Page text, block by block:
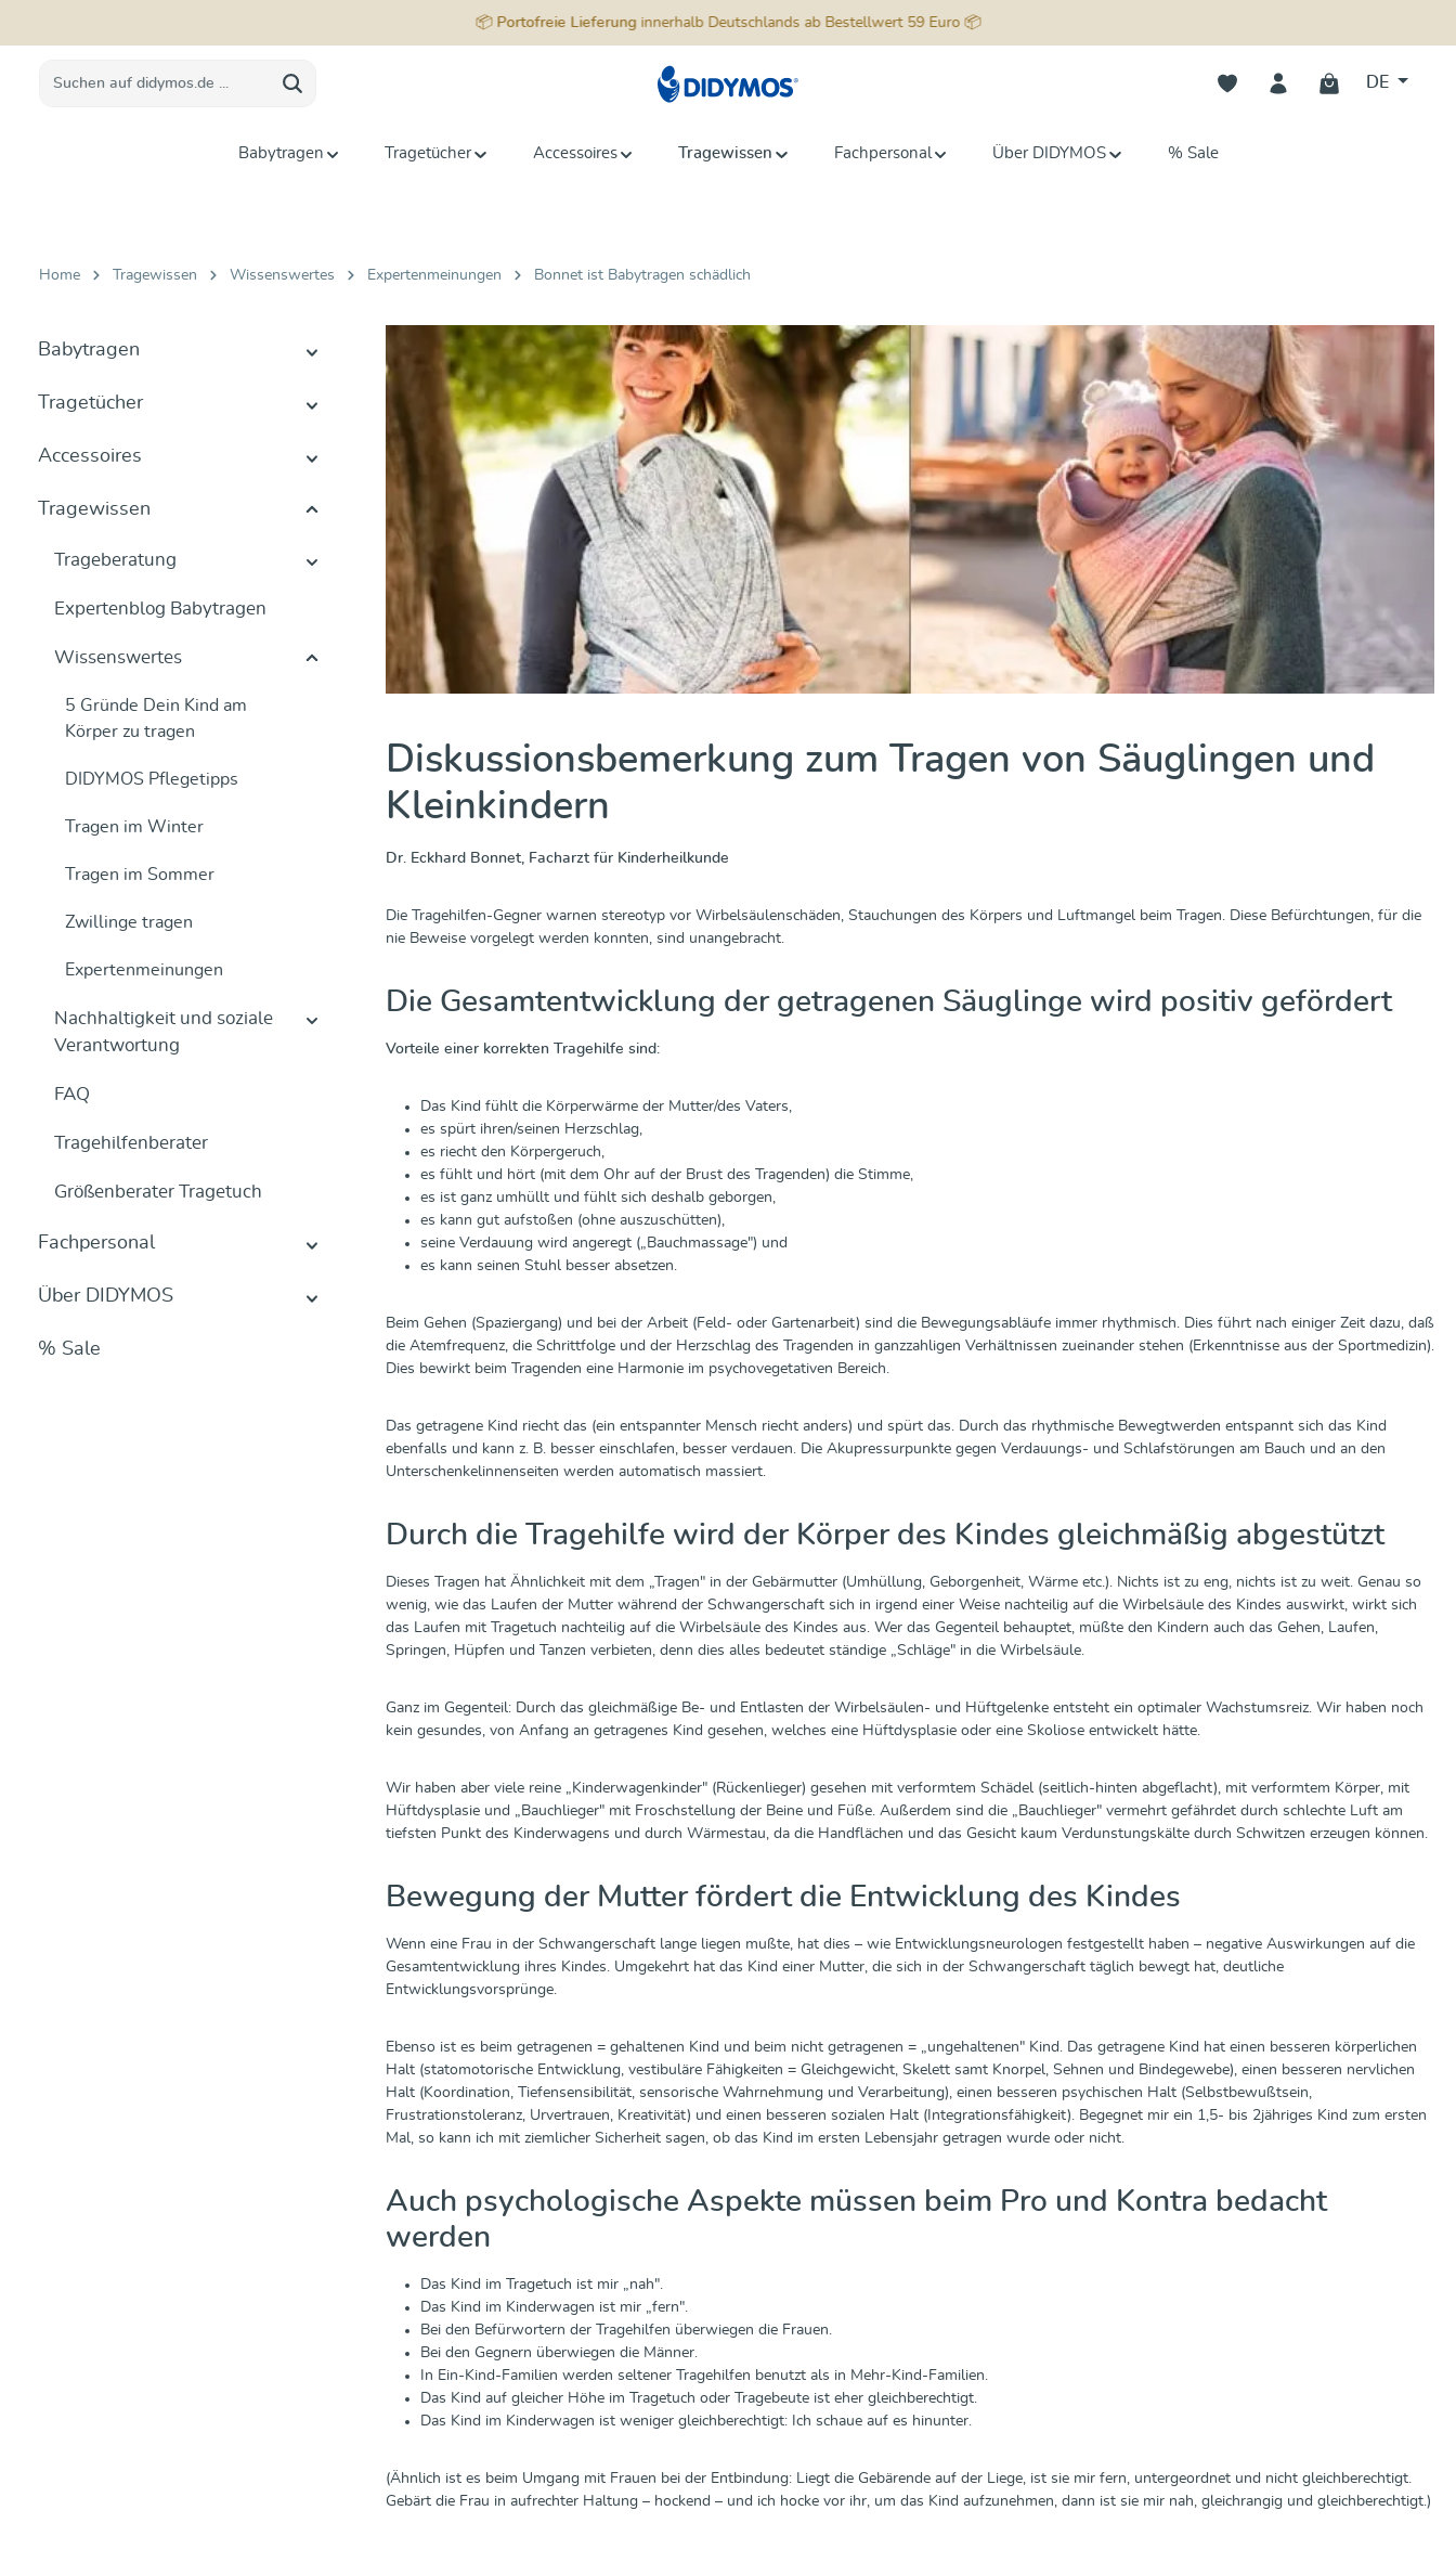
📦 Portofreie Lieferunginnerhalb Deutschlands ab Bestellwert 59 Euro 📦
Du hast 0 Produkte auf dem
DE
Babytragen Tragetücher Accessoires Tragewissen Fachpersonal Über DIDYMOS % Sale
Home Tragewissen Wissenswertes Expertenmeinungen Bonnet ist Babytragen schädlich
Babytragen
Tragetücher
Accessoires
Tragewissen
Trageberatung
Expertenblog Babytragen
Wissenswertes
5 Gründe Dein Kind am
Körper zu tragen
DIDYMOS Pflegetipps
Tragen im Winter
Tragen im Sommer
Zwillinge tragen
Expertenmeinungen
Nachhaltigkeit und soziale
Verantwortung
FAQ
Tragehilfenberater
Größenberater Tragetuch
Fachpersonal
Über DIDYMOS
% Sale
Diskussionsbemerkung zum Tragen von Säuglingen und
Kleinkindern
Dr. Eckhard Bonnet, Facharzt für Kinderheilkunde
Die Tragehilfen-Gegner warnen stereotyp vor Wirbelsäulenschäden, Stauchungen des Körpers und Luftmangel beim Tragen. Diese Befürchtungen, für die
nie Beweise vorgelegt werden konnten, sind unangebracht.
Die Gesamtentwicklung der getragenen Säuglinge wird positiv gefördert
Vorteile einer korrekten Tragehilfe sind:
Das Kind fühlt die Körperwärme der Mutter/des Vaters,
es spürt ihren/seinen Herzschlag,
es riecht den Körpergeruch,
es fühlt und hört (mit dem Ohr auf der Brust des Tragenden) die Stimme,
es ist ganz umhüllt und fühlt sich deshalb geborgen,
es kann gut aufstoßen (ohne auszuschütten),
seine Verdauung wird angeregt („Bauchmassage") und
es kann seinen Stuhl besser absetzen.
Beim Gehen (Spaziergang) und bei der Arbeit (Feld- oder Gartenarbeit) sind die Bewegungsabläufe immer rhythmisch. Dies führt nach einiger Zeit dazu, daß
die Atemfrequenz, die Schrittfolge und der Herzschlag des Tragenden in ganzzahligen Verhältnissen zueinander stehen (Erkenntnisse aus der Sportmedizin).
Dies bewirkt beim Tragenden eine Harmonie im psychovegetativen Bereich.
Das getragene Kind riecht das (ein entspannter Mensch riecht anders) und spürt das. Durch das rhythmische Bewegtwerden entspannt sich das Kind
ebenfalls und kann z. B. besser einschlafen, besser verdauen. Die Akupressurpunkte gegen Verdauungs- und Schlafstörungen am Bauch und an den
Unterschenkelinnenseiten werden automatisch massiert.
Durch die Tragehilfe wird der Körper des Kindes gleichmäßig abgestützt
Dieses Tragen hat Ähnlichkeit mit dem „Tragen" in der Gebärmutter (Umhüllung, Geborgenheit, Wärme etc.). Nichts ist zu eng, nichts ist zu weit. Genau so
wenig, wie das Laufen der Mutter während der Schwangerschaft sich in irgend einer Weise nachteilig auf die Wirbelsäule des Kindes auswirkt, wirkt sich
das Laufen mit Tragetuch nachteilig auf die Wirbelsäule des Kindes aus. Wer das Gegenteil behauptet, müßte den Kindern auch das Gehen, Laufen,
Springen, Hüpfen und Tanzen verbieten, denn dies alles bedeutet ständige „Schläge" in die Wirbelsäule.
Ganz im Gegenteil: Durch das gleichmäßige Be- und Entlasten der Wirbelsäulen- und Hüftgelenke entsteht ein optimaler Wachstumsreiz. Wir haben noch
kein gesundes, von Anfang an getragenes Kind gesehen, welches eine Hüftdysplasie oder eine Skoliose entwickelt hätte.
Wir haben aber viele reine „Kinderwagenkinder" (Rückenlieger) gesehen mit verformtem Schädel (seitlich-hinten abgeflacht), mit verformtem Körper, mit
Hüftdysplasie und „Bauchlieger" mit Froschstellung der Beine und Füße. Außerdem sind die „Bauchlieger" vermehrt gefährdet durch schlechte Luft am
tiefsten Punkt des Kinderwagens und durch Wärmestau, da die Handflächen und das Gesicht kaum Verdunstungskälte durch Schwitzen erzeugen können.
Bewegung der Mutter fördert die Entwicklung des Kindes
Wenn eine Frau in der Schwangerschaft lange liegen mußte, hat dies – wie Entwicklungsneurologen festgestellt haben – negative Auswirkungen auf die
Gesamtentwicklung ihres Kindes. Umgekehrt hat das Kind einer Mutter, die sich in der Schwangerschaft täglich bewegt hat, deutliche
Entwicklungsvorsprünge.
Ebenso ist es beim getragenen = gehaltenen Kind und beim nicht getragenen = „ungehaltenen" Kind. Das getragene Kind hat einen besseren körperlichen
Halt (statomotorische Entwicklung, vestibuläre Fähigkeiten = Gleichgewicht, Skelett samt Knorpel, Sehnen und Bindegewebe), einen besseren nervlichen
Halt (Koordination, Tiefensensibilität, sensorische Wahrnehmung und Verarbeitung), einen besseren psychischen Halt (Selbstbewußtsein,
Frustrationstoleranz, Urvertrauen, Kreativität) und einen besseren sozialen Halt (Integrationsfähigkeit). Begegnet mir ein 1,5- bis 2jähriges Kind zum ersten
Mal, so kann ich mit ziemlicher Sicherheit sagen, ob das Kind im ersten Lebensjahr getragen wurde oder nicht.
Auch psychologische Aspekte müssen beim Pro und Kontra bedacht
werden
Das Kind im Tragetuch ist mir „nah".
Das Kind im Kinderwagen ist mir „fern".
Bei den Befürwortern der Tragehilfen überwiegen die Frauen.
Bei den Gegnern überwiegen die Männer.
In Ein-Kind-Familien werden seltener Tragehilfen benutzt als in Mehr-Kind-Familien.
Das Kind auf gleicher Höhe im Tragetuch oder Tragebeute ist eher gleichberechtigt.
Das Kind im Kinderwagen ist weniger gleichberechtigt: Ich schaue auf es hinunter.
(Ähnlich ist es beim Umgang mit Frauen bei der Entbindung: Liegt die Gebärende auf der Liege, ist sie mir fern, untergeordnet und nicht gleichberechtigt.
Gebärt die Frau in aufrechter Haltung – hockend – und ich hocke vor ihr, um das Kind aufzunehmen, dann ist sie mir nah, gleichrangig und gleichberechtigt.)